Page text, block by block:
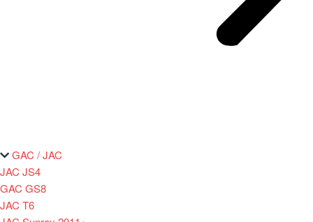
GAC / JAC
JAC JS4
GAC GS8
JAC T6